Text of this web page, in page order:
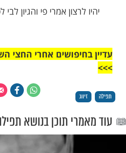
בלבד בשם קדוש זה
דבר כבוד שמך. עשה למען
עשה למען תורתך, עשה למען
וענני ושמע תפילתי
במחשבה בלבד בשם קדוש
שומע תפילת כל פה, ברוך